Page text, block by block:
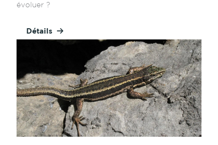
évoluer ?
Détails